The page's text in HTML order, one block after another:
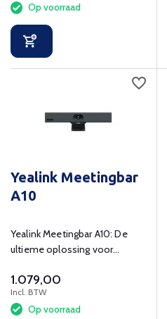
Op voorraad
Yealink Meetingbar
A10
Yealink Meetingbar A10: De
ultieme oplossing voor
videoconferenties
1.079,00
Incl. BTW
Op voorraad